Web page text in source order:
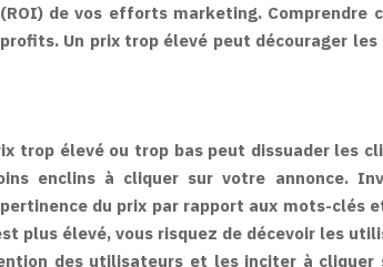
de vos efforts marketing. Comprendre
Un prix trop élevé peut décourager
trop élevé ou trop bas peut dissuader les
enclins à cliquer sur votre annonce.
du prix par rapport aux mots-clés
plus élevé, vous risquez de décevoir les
des utilisateurs et les inciter à cliquer